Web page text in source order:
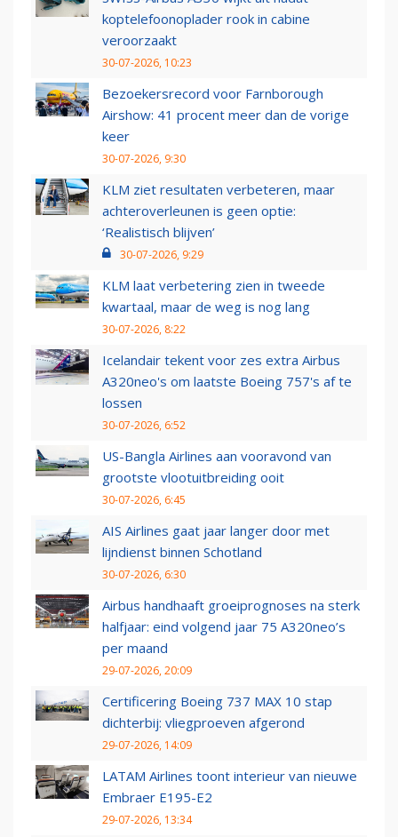
koptelefoonoplader rook in cabine
veroorzaakt
30-07-2026, 10:23
Bezoekersrecord voor Farnborough
Airshow: 41 procent meer dan de vorige
keer
30-07-2026, 9:30
KLM ziet resultaten verbeteren, maar
achteroverleunen is geen optie:
‘Realistisch blijven’
30-07-2026, 9:29
KLM laat verbetering zien in tweede
kwartaal, maar de weg is nog lang
30-07-2026, 8:22
Icelandair tekent voor zes extra Airbus
A320neo's om laatste Boeing 757's af te
lossen
30-07-2026, 6:52
US-Bangla Airlines aan vooravond van
grootste vlootuitbreiding ooit
30-07-2026, 6:45
AIS Airlines gaat jaar langer door met
lijndienst binnen Schotland
30-07-2026, 6:30
Airbus handhaaft groeiprognoses na sterk
halfjaar: eind volgend jaar 75 A320neo’s
per maand
29-07-2026, 20:09
Certificering Boeing 737 MAX 10 stap
dichterbij: vliegproeven afgerond
29-07-2026, 14:09
LATAM Airlines toont interieur van nieuwe
Embraer E195-E2
29-07-2026, 13:34